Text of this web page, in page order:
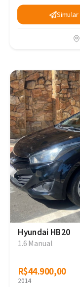
Simular
Hyundai HB20
1.6 Manual
R$44.900,00
R$44.900,00
2014